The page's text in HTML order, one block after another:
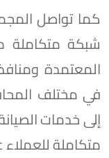
كما تواصل
شبكة متكاملة
المعتمدة
في مختلف
إلى خدمات
متكاملة للعملاء